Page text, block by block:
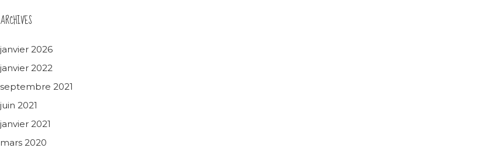
ARCHIVES
janvier 2026
janvier 2022
septembre 2021
juin 2021
janvier 2021
mars 2020